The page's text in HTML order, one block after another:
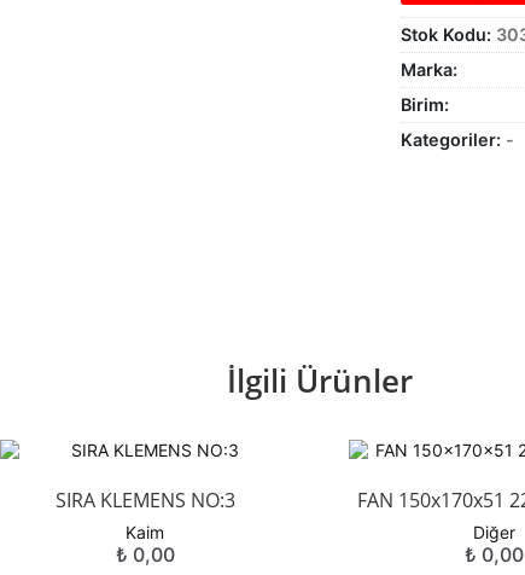
Stok Kodu:
Marka:
Birim:
Kategoriler: -
İlgili Ürünler
SIRA KLEMENS NO:3
Kaim
₺ 0,00
FAN 150x170x51
Diğer
₺ 0,00